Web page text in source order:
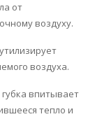
от
воздуху.
воздуха.
впитывает
тепло и